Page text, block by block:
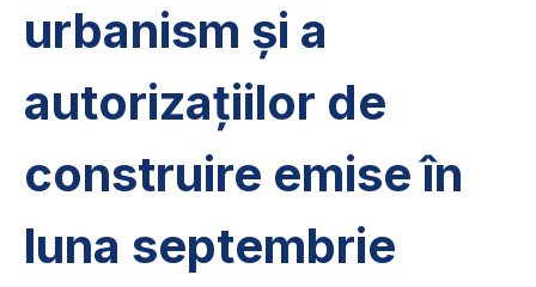
urbanism și a
autorizațiilor de
construire emise în
luna septembrie